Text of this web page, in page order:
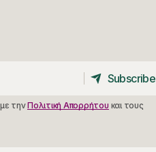
Subscribe
τηνΠολιτική Απορρήτου και τους